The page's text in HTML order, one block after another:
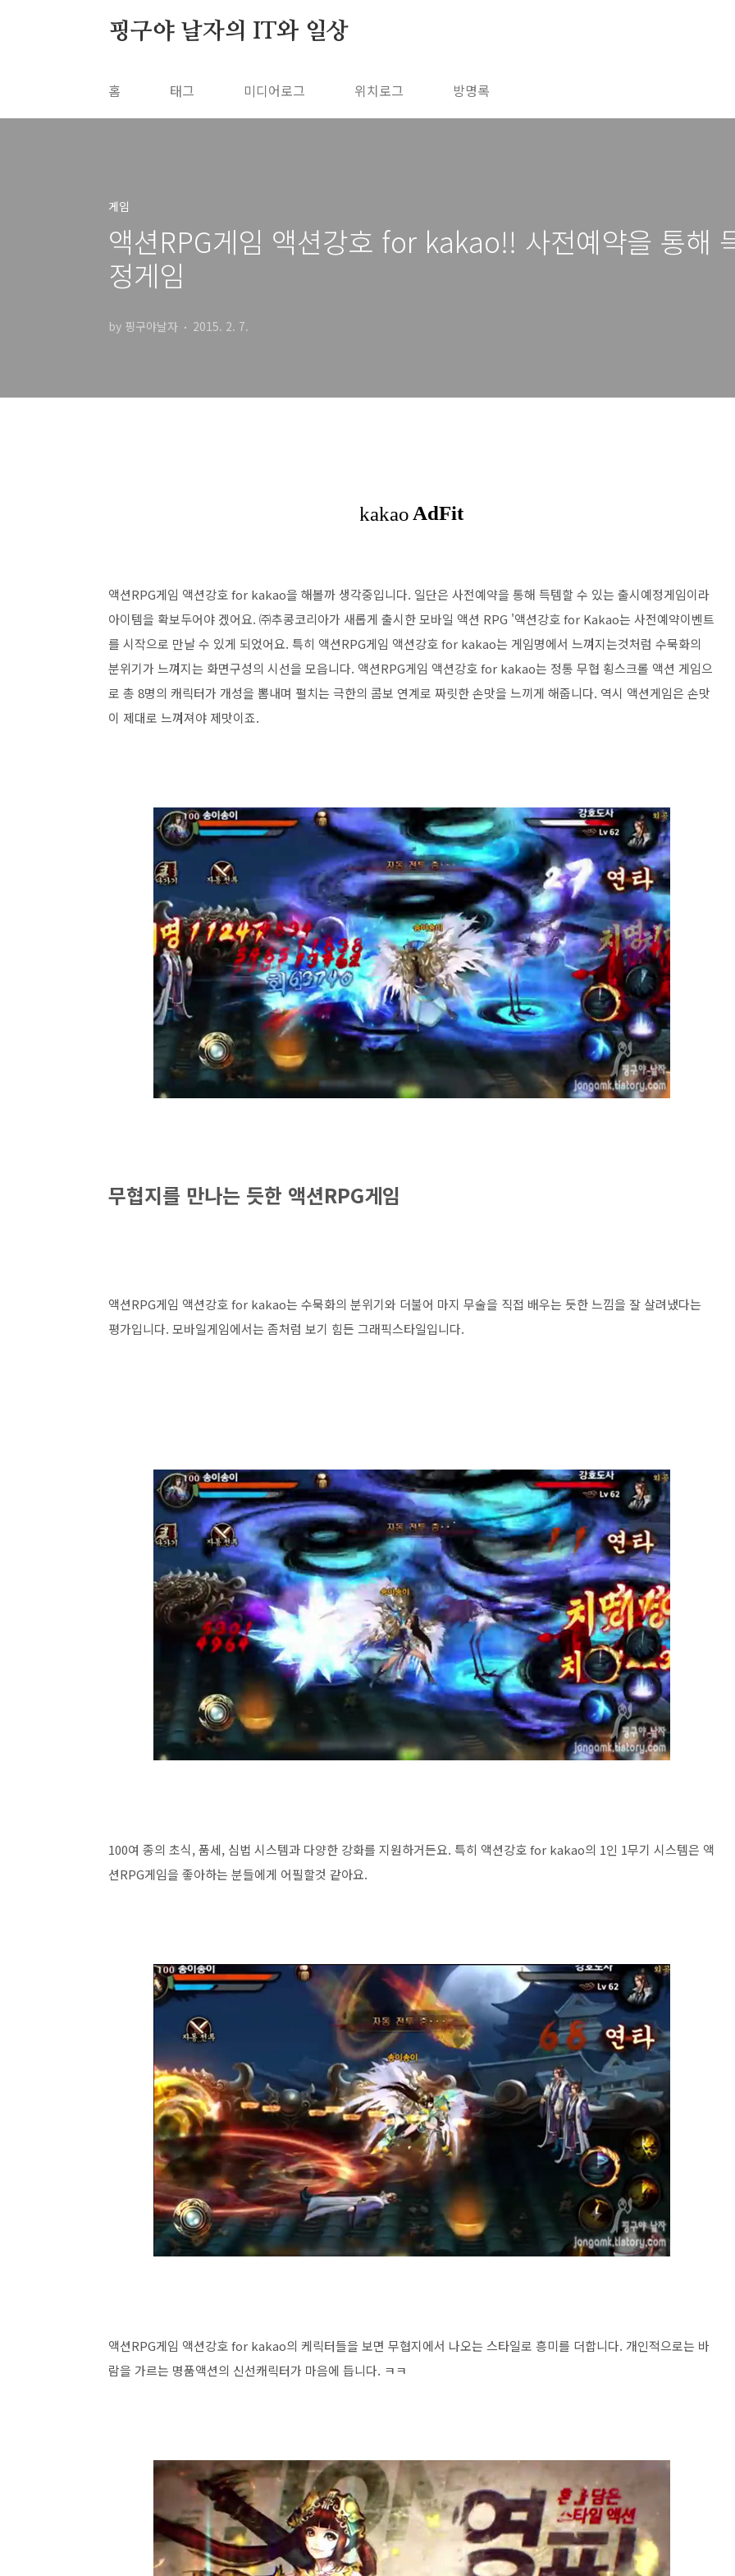
핑구야 날자의 IT와 일상
홈 태그 미디어로그 위치로그 방명록
게임
액션RPG게임 액션강호 for kakao!! 사전예약을 통해
정게임
by 핑구야날자 2015. 2. 7.
액션RPG게임 액션강호 for kakao을 해볼까 생각중입니다. 일단은 사전예약을 통해 득템할 수 있는 출시예정게임이라
아이템을 확보두어야 겠어요. ㈜추콩코리아가 새롭게 출시한 모바일 액션 RPG '액션강호 for Kakao는 사전예약이벤트
를 시작으로 만날 수 있게 되었어요. 특히 액션RPG게임 액션강호 for kakao는 게임명에서 느껴지는것처럼 수묵화의
분위기가 느껴지는 화면구성의 시선을 모읍니다. 액션RPG게임 액션강호 for kakao는 정통 무협 횡스크롤 액션 게임으
로 총 8명의 캐릭터가 개성을 뽐내며 펼치는 극한의 콤보 연계로 짜릿한 손맛을 느끼게 해줍니다. 역시 액션게임은 손맛
이 제대로 느껴져야 제맛이죠.
무협지를 만나는 듯한 액션RPG게임
액션RPG게임 액션강호 for kakao는 수묵화의 분위기와 더불어 마지 무술을 직접 배우는 듯한 느낌을 잘 살려냈다는
평가입니다. 모바일게임에서는 좀처럼 보기 힘든 그래픽스타일입니다.
100여 종의 초식, 품세, 심법 시스템과 다양한 강화를 지원하거든요. 특히 액션강호 for kakao의 1인 1무기 시스템은 액
션RPG게임을 좋아하는 분들에게 어필할것 같아요.
액션RPG게임 액션강호 for kakao의 케릭터들을 보면 무협지에서 나오는 스타일로 흥미를 더합니다. 개인적으로는 바
람을 가르는 명품액션의 신선캐릭터가 마음에 듭니다. ㅋㅋ